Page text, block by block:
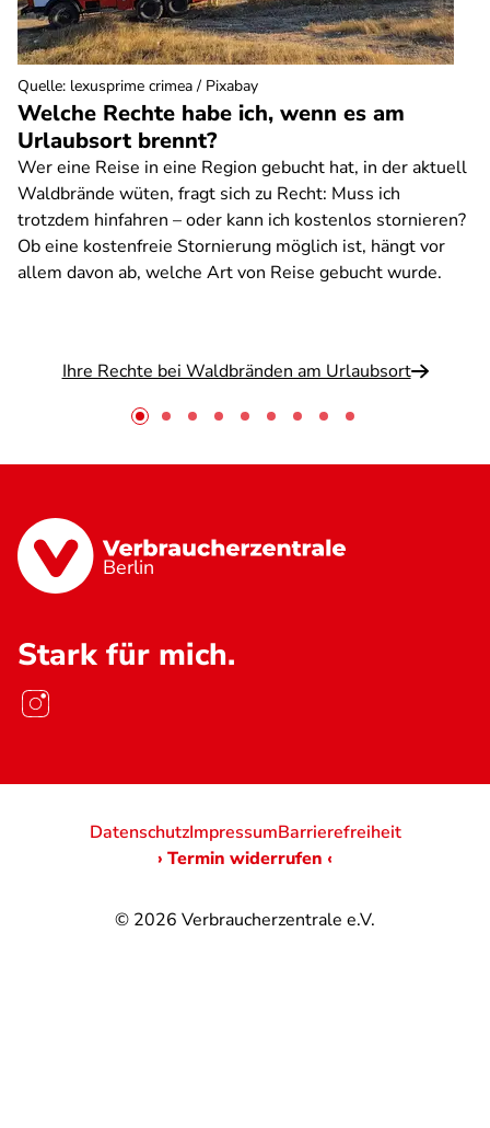
Welche Rechte habe ich, wenn es am
Urlaubsort brennt?
Wer eine Reise in eine Region gebucht hat, in der aktuell
Waldbrände wüten, fragt sich zu Recht: Muss ich
trotzdem hinfahren – oder kann ich kostenlos stornieren?
Ob eine kostenfreie Stornierung möglich ist, hängt vor
allem davon ab, welche Art von Reise gebucht wurde.
Ihre Rechte bei Waldbränden am Urlaubsort
Quelle: lexusprime crimea / Pixabay
Berlin
Stark für mich.
© 2026 Verbraucherzentrale e.V.
DatenschutzImpressumBarrierefreiheit
› Termin widerrufen ‹